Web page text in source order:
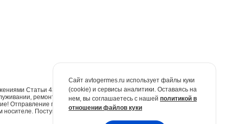
Статьи 437 Гражданского кодекса Российской Федерации. Для
ремонте и запасных частях обращайтесь в автосалоны
по электронной почте не признаётся юридически
Поступившие обращения будут рассмотрены в
Сайт avtogermes.ru использует файлы куки
(cookie) и сервисы аналитики. Оставаясь на
нем, вы соглашаетесь с нашей политикой в
отношении файлов куки